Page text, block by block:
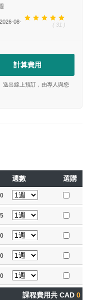
( 31 )
08-
計算費用
送出線上預訂，由專人與您
週數
選購
課程費用共 CAD 0